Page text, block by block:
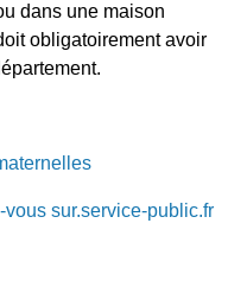
déchets
dans une maison
obligatoirement avoir
sur.service-public.fr